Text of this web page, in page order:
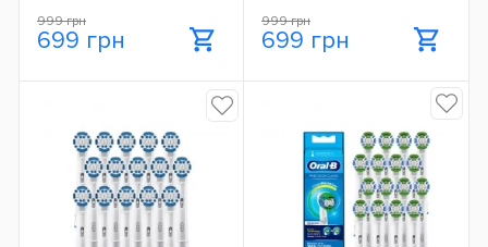
999 грн
699 грн
999 грн
699 грн